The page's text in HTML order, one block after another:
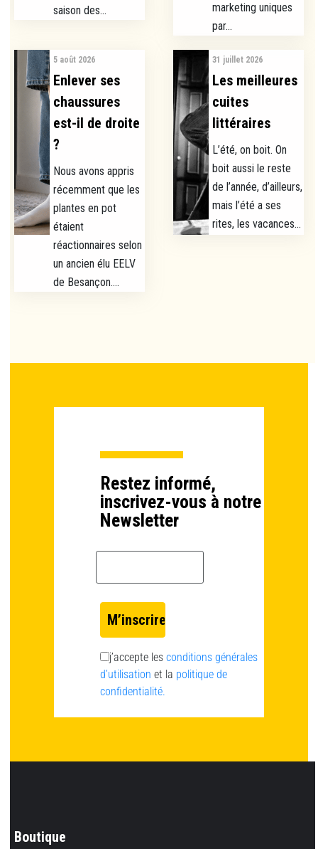
saison des...
marketing uniques
par...
5 août 2026
Enlever ses
chaussures
est-il de droite
?
Nous avons appris
récemment que les
plantes en pot
étaient
réactionnaires selon
un ancien élu EELV
de Besançon....
31 juillet 2026
Les meilleures
cuites
littéraires
L’été, on boit. On
boit aussi le reste
de l’année, d’ailleurs,
mais l’été a ses
rites, les vacances...
Restez informé,
inscrivez-vous à notre
Newsletter
j’accepte les conditions générales
d’utilisation et la politique de
confidentialité.
Boutique